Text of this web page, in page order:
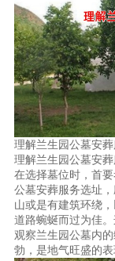
理解兰生园公墓安
理解兰生园公墓安
在选择墓位时，首
公墓安葬服务选址
山或是有建筑环绕
道路蜿蜒而过为佳
观察兰生园公墓内
勃，是地气旺盛的表